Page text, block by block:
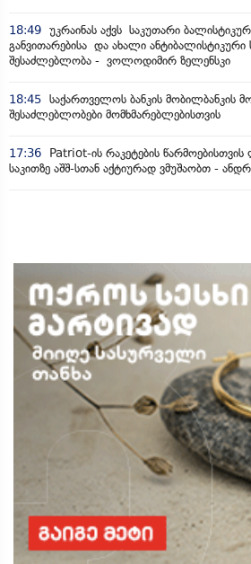
18:49 უკრაინას აქვს საკუთარი
განვითარებისა და ახალი ანტიბალისტიკური
შესაძლებლობა - ვოლოდიმირ ზელენსკი
18:45 საქართველოს ბანკის მობილბანკის
შესაძლებლობები მომხმარებლებისთვის
17:36
Patriot-ის რაკეტების წარმოებისთვის
საკითზე აშშ-სთან აქტიურად ვმუშაობთ -